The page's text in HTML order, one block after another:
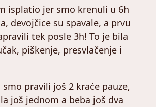
isplatio jer smo krenuli u 6h
devojčice su spavale, a prvu
tek posle 3h! To je bila
piškenje, presvlačenje i
pravili još 2 kraće pauze,
još jednom a beba još dva